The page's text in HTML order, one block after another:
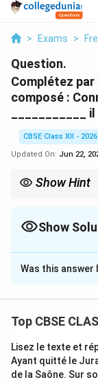
> Exams >
Question.
Complétez
composé :
___________
CBSE Class XII - 2026
Updated On: Jun 22,
Show Hint
• Use preposition
precision layout
Show
Solution and
Step 1:
monument (un
co-occurring in
that links
Was this answer
Top CBSE
Lisez le texte et
Ayant quitté le
de la Saône. Sur